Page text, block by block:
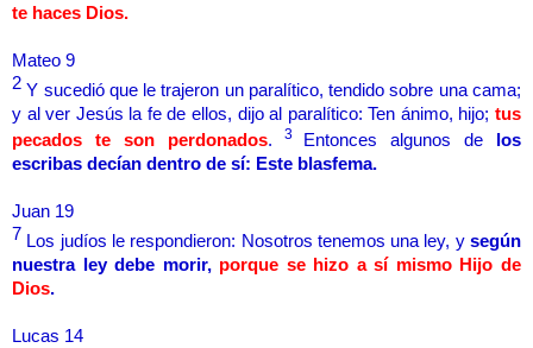
te haces Dios.
Mateo 9
2Y sucedió que le trajeron un paralítico, tendido sobre una cama;
y al ver Jesús la fe de ellos, dijo al paralítico: Ten ánimo, hijo; tus
pecados te son perdonados. 3 Entonces algunos de
los
escribas decían dentro de sí: Este blasfema.
Juan 19
7 Los judíos le respondieron: Nosotros tenemos una ley, ysegún
nuestra ley debe morir, porque se hizo a sí mismo Hijo de
Dios.
Lucas 14